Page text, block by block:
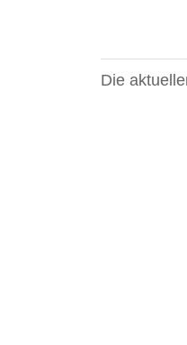
Die